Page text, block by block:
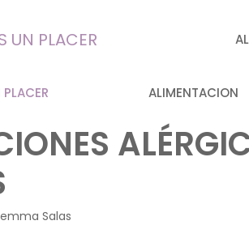
UN PLACER
ALIMENTACION
Salas